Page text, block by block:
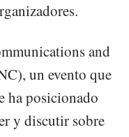
and
un evento que
ha posicionado
y discutir sobre